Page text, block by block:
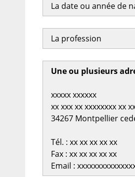
La date ou année de
La profession
Une ou plusieurs
xxxxx xxxxxx
xx xxx xx xxxxxxxx xx
34267 Montpellier
Tél. : xx xx xx xx xx
Fax : xx xx xx xx xx
Email :